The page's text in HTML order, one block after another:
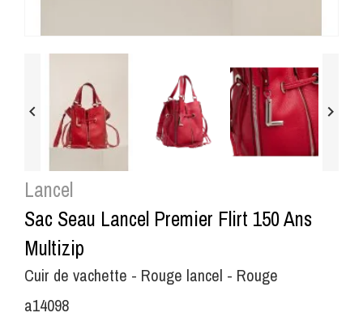
 
Lancel
Sac Seau Lancel Premier Flirt 150 Ans
Multizip
Cuir de vachette - Rouge lancel - Rouge
a14098